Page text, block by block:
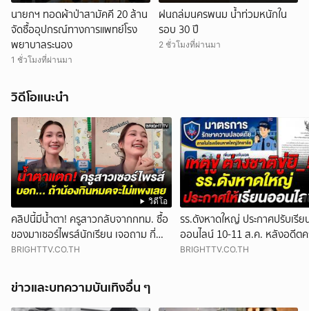
นายกฯ ทอดผ้าป่าสามัคคี 20 ล้าน
จัดซื้ออุปกรณ์ทางการแพทย์โรง
พยาบาลระนอง
1 ชั่วโมงที่ผ่านมา
ฝนถล่มนครพนม น้ำท่วมหนักใน
รอบ 30 ปี
2 ชั่วโมงที่ผ่านมา
วิดีโอแนะนำ
วิดีโอ
คลิปนี้มีน้ำตา! ครูสาวกลับจากกทม. ซื้อ
ของมาเซอร์ไพรส์นักเรียน เจอถาม กี่
บาท กลัวครูจ่ายแพง w
BRIGHTTV.CO.TH
รร.ดังหาดใหญ่ ประกาศปรับเรีย
ออนไลน์ 10-11 ส.ค. หลังอดีต
โพสต์คลิปขู่
BRIGHTTV.CO.TH
ข่าวและบทความบันเทิงอื่น ๆ